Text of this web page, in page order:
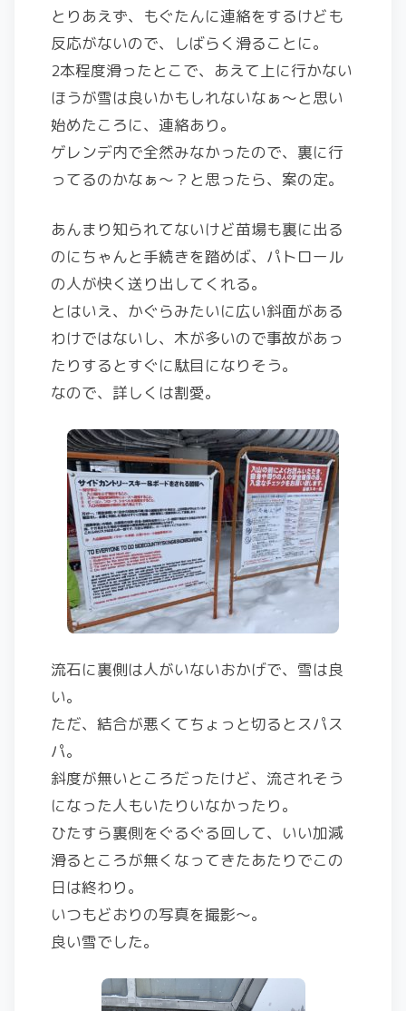
とりあえず、もぐたんに連絡をするけども
反応がないので、しばらく滑ることに。
2本程度滑ったとこで、あえて上に行かない
ほうが雪は良いかもしれないなぁ～と思い
始めたころに、連絡あり。
ゲレンデ内で全然みなかったので、裏に行
ってるのかなぁ～？と思ったら、案の定。
あんまり知られてないけど苗場も裏に出る
のにちゃんと手続きを踏めば、パトロール
の人が快く送り出してくれる。
とはいえ、かぐらみたいに広い斜面がある
わけではないし、木が多いので事故があっ
たりするとすぐに駄目になりそう。
なので、詳しくは割愛。
流石に裏側は人がいないおかげで、雪は良
い。
ただ、結合が悪くてちょっと切るとスパス
パ。
斜度が無いところだったけど、流されそう
になった人もいたりいなかったり。
ひたすら裏側をぐるぐる回して、いい加減
滑るところが無くなってきたあたりでこの
日は終わり。
いつもどおりの写真を撮影～。
良い雪でした。